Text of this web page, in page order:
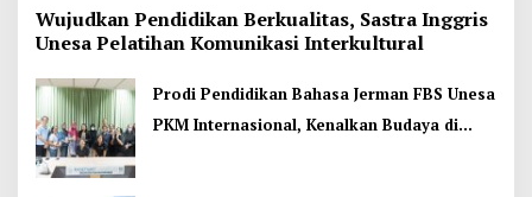
Wujudkan Pendidikan Berkualitas, Sastra Inggris
Unesa Pelatihan Komunikasi Interkultural
Prodi Pendidikan Bahasa Jerman FBS Unesa
PKM Internasional, Kenalkan Budaya di